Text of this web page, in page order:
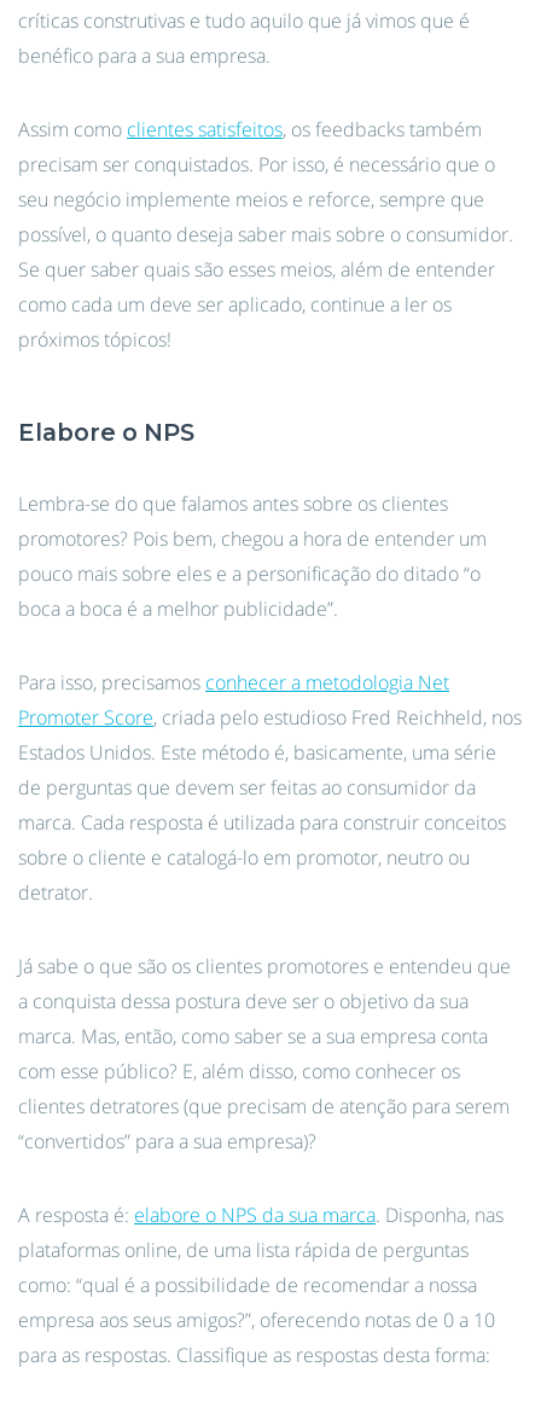
críticas construtivas e tudo aquilo que já vimos que é
benéfico para a sua empresa.
Assim como clientes satisfeitos, os feedbacks também
precisam ser conquistados. Por isso, é necessário que o
seu negócio implemente meios e reforce, sempre que
possível, o quanto deseja saber mais sobre o consumidor.
Se quer saber quais são esses meios, além de entender
como cada um deve ser aplicado, continue a ler os
próximos tópicos!
Elabore o NPS
Lembra-se do que falamos antes sobre os clientes
promotores? Pois bem, chegou a hora de entender um
pouco mais sobre eles e a personificação do ditado “o
boca a boca é a melhor publicidade”.
Para isso, precisamos conhecer a metodologia Net
Promoter Score, criada pelo estudioso Fred Reichheld, nos
Estados Unidos. Este método é, basicamente, uma série
de perguntas que devem ser feitas ao consumidor da
marca. Cada resposta é utilizada para construir conceitos
sobre o cliente e catalogá-lo em promotor, neutro ou
detrator.
Já sabe o que são os clientes promotores e entendeu que
a conquista dessa postura deve ser o objetivo da sua
marca. Mas, então, como saber se a sua empresa conta
com esse público? E, além disso, como conhecer os
clientes detratores (que precisam de atenção para serem
“convertidos” para a sua empresa)?
A resposta é: elabore o NPS da sua marca. Disponha, nas
plataformas online, de uma lista rápida de perguntas
como: “qual é a possibilidade de recomendar a nossa
empresa aos seus amigos?”, oferecendo notas de 0 a 10
para as respostas. Classifique as respostas desta forma: